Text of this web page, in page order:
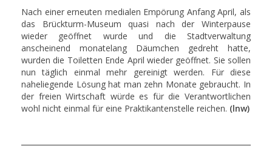
Nach einer erneuten medialen Empörung Anfang April, als
das Brückturm-Museum quasi nach der Winterpause
wieder geöffnet wurde und die Stadtverwaltung
anscheinend monatelang Däumchen gedreht hatte,
wurden die Toiletten Ende April wieder geöffnet. Sie sollen
nun täglich einmal mehr gereinigt werden. Für diese
naheliegende Lösung hat man zehn Monate gebraucht. In
der freien Wirtschaft würde es für die Verantwortlichen
wohl nicht einmal für eine Praktikantenstelle reichen. (lnw)